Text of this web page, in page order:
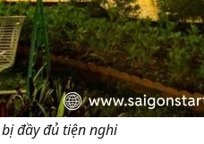
đầy đủ tiện nghi